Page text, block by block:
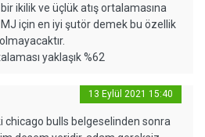
ikilik ve üçlük atış ortalamasına
MJ için en iyi şutör demek bu özellik
yaklaşık %62
13 Eylül 2021 15:40
chicago bulls belgeselinden sonra